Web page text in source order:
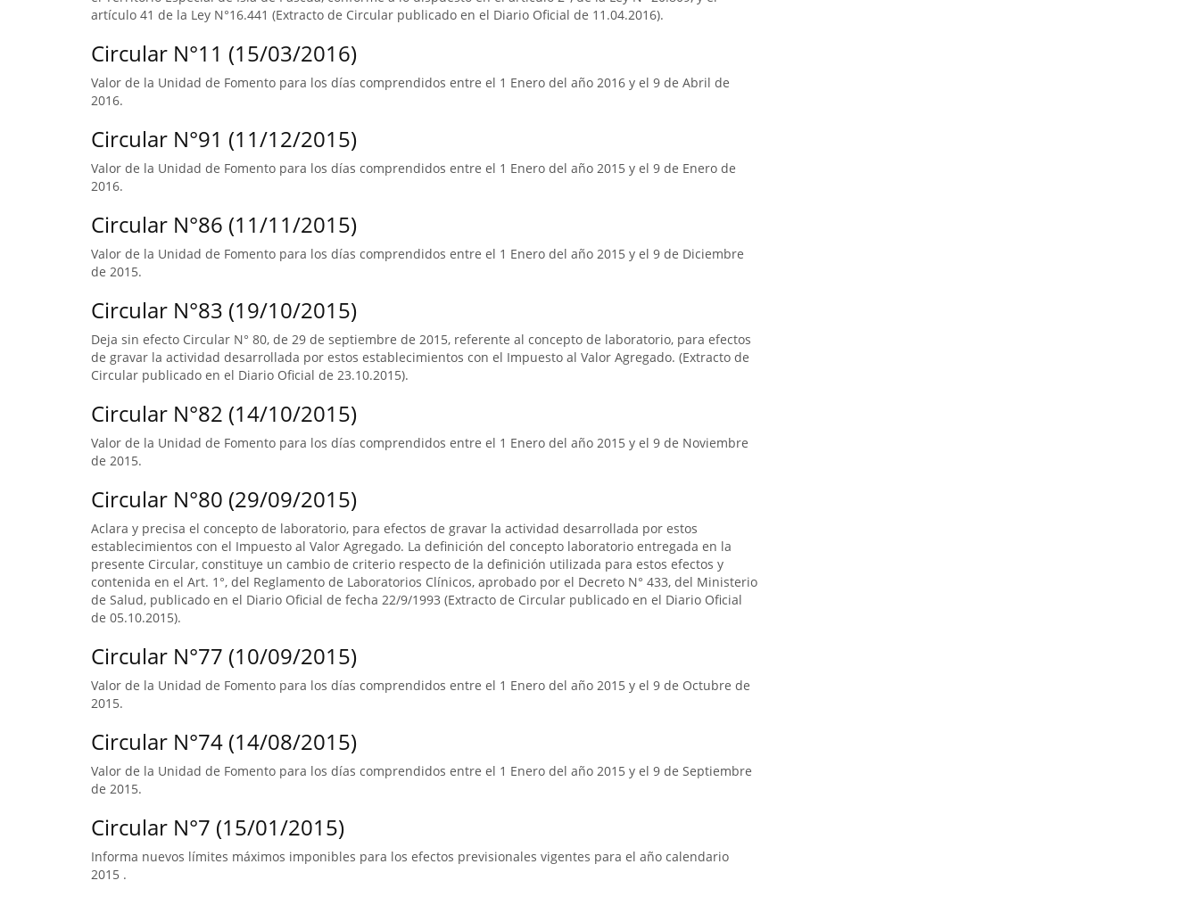
artículo 41 de la Ley N°16.441 (Extracto de Circular publicado en el Diario Oficial de 11.04.2016).
Circular N°11 (15/03/2016)
Valor de la Unidad de Fomento para los días comprendidos entre el 1 Enero del año 2016 y el 9 de Abril de
2016.
Circular N°91 (11/12/2015)
Valor de la Unidad de Fomento para los días comprendidos entre el 1 Enero del año 2015 y el 9 de Enero de
2016.
Circular N°86 (11/11/2015)
Valor de la Unidad de Fomento para los días comprendidos entre el 1 Enero del año 2015 y el 9 de Diciembre
de 2015.
Circular N°83 (19/10/2015)
Deja sin efecto Circular N° 80, de 29 de septiembre de 2015, referente al concepto de laboratorio, para efectos
de gravar la actividad desarrollada por estos establecimientos con el Impuesto al Valor Agregado. (Extracto de
Circular publicado en el Diario Oficial de 23.10.2015).
Circular N°82 (14/10/2015)
Valor de la Unidad de Fomento para los días comprendidos entre el 1 Enero del año 2015 y el 9 de Noviembre
de 2015.
Circular N°80 (29/09/2015)
Aclara y precisa el concepto de laboratorio, para efectos de gravar la actividad desarrollada por estos
establecimientos con el Impuesto al Valor Agregado. La definición del concepto laboratorio entregada en la
presente Circular, constituye un cambio de criterio respecto de la definición utilizada para estos efectos y
contenida en el Art. 1°, del Reglamento de Laboratorios Clínicos, aprobado por el Decreto N° 433, del Ministerio
de Salud, publicado en el Diario Oficial de fecha 22/9/1993 (Extracto de Circular publicado en el Diario Oficial
de 05.10.2015).
Circular N°77 (10/09/2015)
Valor de la Unidad de Fomento para los días comprendidos entre el 1 Enero del año 2015 y el 9 de Octubre de
2015.
Circular N°74 (14/08/2015)
Valor de la Unidad de Fomento para los días comprendidos entre el 1 Enero del año 2015 y el 9 de Septiembre
de 2015.
Circular N°7 (15/01/2015)
Informa nuevos límites máximos imponibles para los efectos previsionales vigentes para el año calendario
2015 .